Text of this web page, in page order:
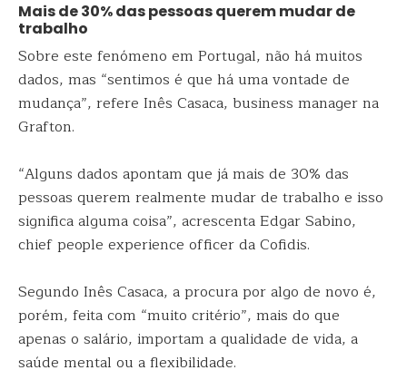
Mais de 30% das pessoas querem mudar de
trabalho
Sobre este fenómeno em Portugal, não há muitos
dados, mas “sentimos é que há uma vontade de
mudança”, refere Inês Casaca, business manager na
Grafton.
“Alguns dados apontam que já mais de 30% das
pessoas querem realmente mudar de trabalho e isso
significa alguma coisa”, acrescenta Edgar Sabino,
chief people experience officer da Cofidis.
Segundo Inês Casaca, a procura por algo de novo é,
porém, feita com “muito critério”, mais do que
apenas o salário, importam a qualidade de vida, a
saúde mental ou a flexibilidade.